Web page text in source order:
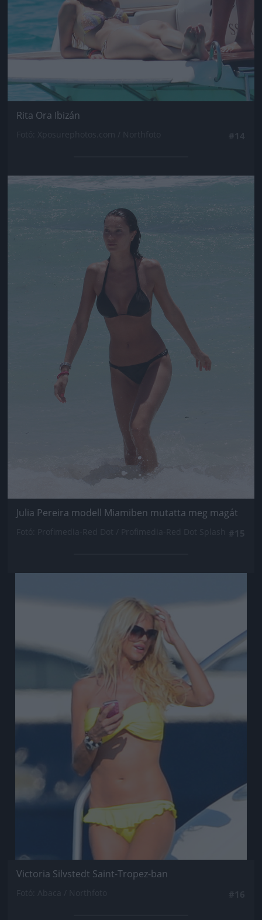
Rita Ora Ibizán
Jön még kép!
Julia Pereira modell Miamiben mutatta meg magát
Victoria Silvstedt Saint-Tropez-ban